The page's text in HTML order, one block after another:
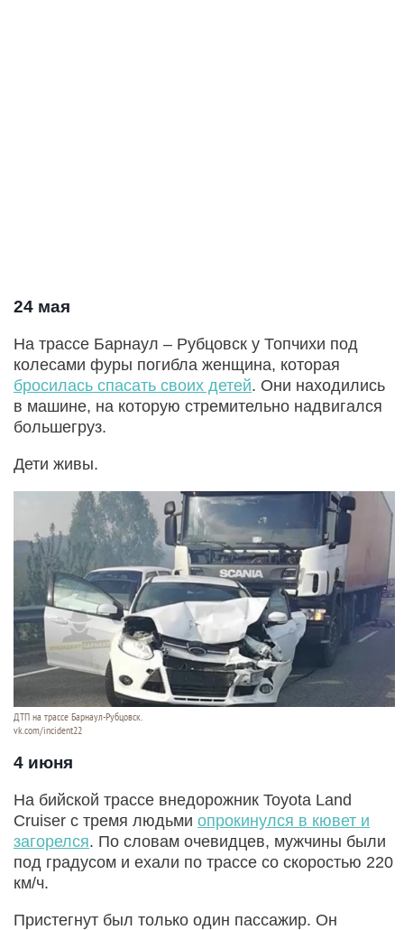
24 мая
На трассе Барнаул – Рубцовск у Топчихи под
колесами фуры погибла женщина, которая
бросилась спасать своих детей. Они находились
в машине, на которую стремительно надвигался
большегруз.
Дети живы.
ДТП на трассе Барнаул-Рубцовск.
vk.com/incident22
4 июня
На бийской трассе внедорожник Toyota Land
Cruiser с тремя людьми опрокинулся в кювет и
загорелся. По словам очевидцев, мужчины были
под градусом и ехали по трассе со скоростью 220
км/ч.
Пристегнут был только один пассажир. Он